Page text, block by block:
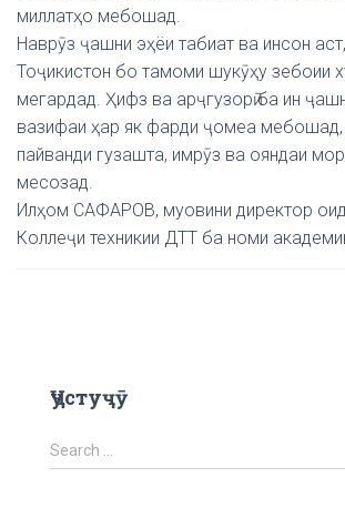
миллатҳо мебошад.
Наврӯз ҷашни эҳёи табиат ва инсон
Тоҷикистон бо тамоми шукӯҳу зебоии
мегардад. Ҳифз ва арҷгузорӣ ба ин
вазифаи ҳар як фарди ҷомеа мебошад,
пайванди гузашта, имрӯз ва ояндаи
месозад.
Илҳом САФАРОВ, муовини директор
Коллеҷи техникии ДТТ ба номи
Ҷустуҷӯ
S
e
Search …